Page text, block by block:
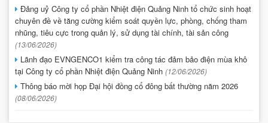
Đảng uỷ Công ty cổ phần Nhiệt điện Quảng Ninh tổ chức sinh hoạt
chuyên đề về tăng cường kiểm soát quyền lực, phòng, chống tham
nhũng, tiêu cực trong quản lý, sử dụng tài chính, tài sản công
(13/06/2026)
Lãnh đạo EVNGENCO1 kiểm tra công tác đảm bảo điện mùa khô
tại Công ty cổ phần Nhiệt điện Quảng Ninh (12/06/2026)
Thông báo mời họp Đại hội đồng cổ đông bất thường năm 2026
(08/06/2026)